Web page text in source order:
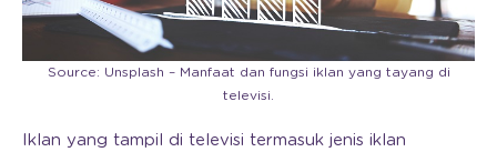
Source: Unsplash – Manfaat dan fungsi iklan yang tayang di
televisi.
Iklan yang tampil di televisi termasuk jenis iklan